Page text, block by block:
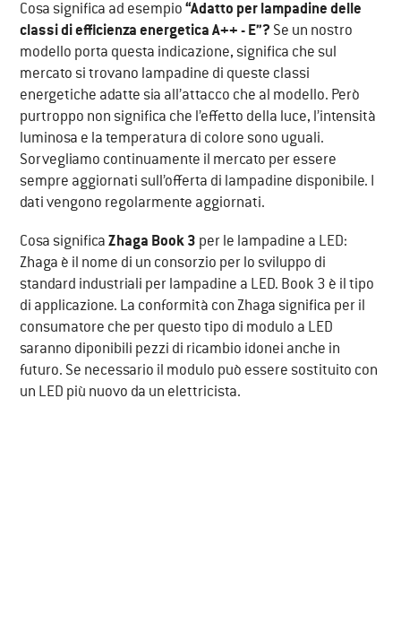
Cosa significa ad esempio “Adatto per lampadine delle
classi di efficienza energetica A++ - E”? Se un nostro
modello porta questa indicazione, significa che sul
mercato si trovano lampadine di queste classi
energetiche adatte sia all’attacco che al modello. Però
purtroppo non significa che l’effetto della luce, l’intensità
luminosa e la temperatura di colore sono uguali.
Sorvegliamo continuamente il mercato per essere
sempre aggiornati sull’offerta di lampadine disponibile. I
dati vengono regolarmente aggiornati.
Cosa significa Zhaga Book 3 per le lampadine a LED:
Zhaga è il nome di un consorzio per lo sviluppo di
standard industriali per lampadine a LED. Book 3 è il tipo
di applicazione. La conformità con Zhaga significa per il
consumatore che per questo tipo di modulo a LED
saranno diponibili pezzi di ricambio idonei anche in
futuro. Se necessario il modulo può essere sostituito con
un LED più nuovo da un elettricista.